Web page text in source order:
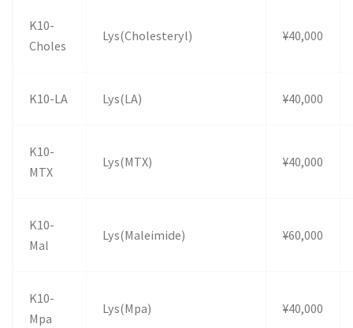
K10-
Choles
Lys(Cholesteryl) ¥40,000
K10-LA Lys(LA) ¥40,000
K10-
MTX
Lys(MTX) ¥40,000
K10-
Mal
Lys(Maleimide) ¥60,000
K10-
Mpa
Lys(Mpa) ¥40,000